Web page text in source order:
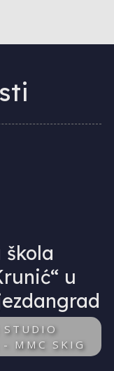
škola
u
- MMC SKIG